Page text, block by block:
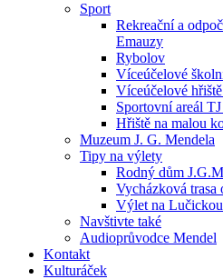
Sport
Rekreační a
Emauzy
Rybolov
Víceúčelové
Víceúčelové
Sportovní areál
Hřiště na malou
Muzeum J. G. Mendela
Tipy na výlety
Rodný dům
Vycházková trasa
Výlet na
Navštivte také
Audioprůvodce Mendel
Kontakt
Kulturáček